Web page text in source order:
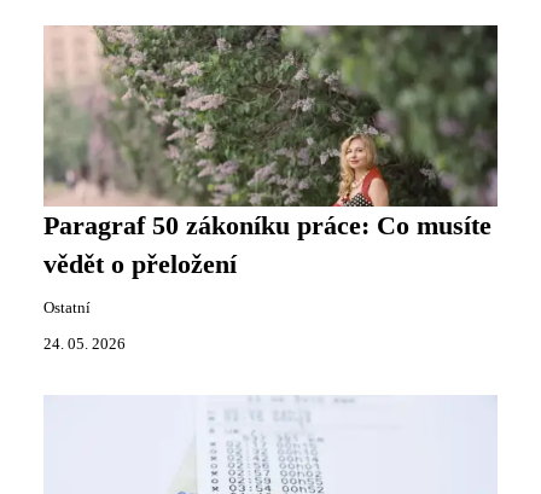
Paragraf 50 zákoníku práce: Co musíte
vědět o přeložení
Ostatní
24. 05. 2026